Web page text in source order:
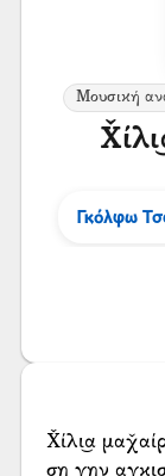
Μουσική
Γκόλφω
Χ̌ίλι͜α
ση γην